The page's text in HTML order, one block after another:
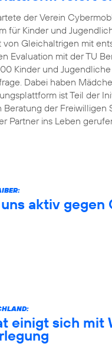
der Verein
für Kinder und
von Gleichaltrigen mit
Evaluation mit der TU
Kinder und
Dabei haben
ist Teil der
der
Partner ins Leben
aktiv gegen
einigt sich mit